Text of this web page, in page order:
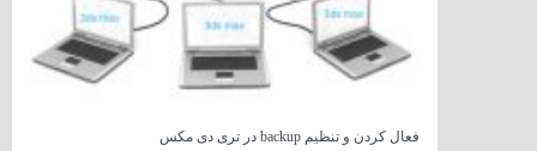
فعال کردن و تنظیم backup در تری دی مکس